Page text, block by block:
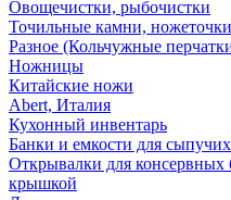
Овощечистки, рыбочистки
Точильные камни,
Разное (Кольчужные
Ножницы
Китайские ножи
Abert, Италия
Кухонный инвентарь
Банки и емкости для
Открывалки для консервных
крышкой